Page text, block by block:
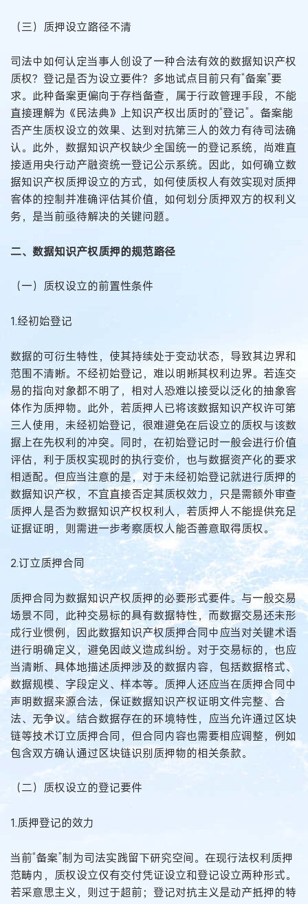
（三）质押设立路径不清
司法中如何认定当事人创设了一种合法有效的数据知识产权
质权？登记是否为设立要件？多地试点目前只有“备案”要
求。此种备案更偏向于存档备查，属于行政管理手段，不能
直接理解为《民法典》上知识产权出质时的“登记”。备案能
否产生质权设立的效果、达到对抗第三人的效力有待司法确
认。此外，数据知识产权缺少全国统一的登记系统，尚难直
接适用央行动产融资统一登记公示系统。因此，如何确立数
据知识产权质押设立的方式，如何使质权人有效实现对质押
客体的控制并准确评估其价值，如何划分质押双方的权利义
务，是当前亟待解决的关键问题。
二、数据知识产权质押的规范路径
（一）质权设立的前置性条件
1.经初始登记
数据的可衍生特性，使其持续处于变动状态，导致其边界和
范围不清晰。不经初始登记，难以明晰其权利边界。若连交
易的指向对象都不明了，相对人恐难以接受以泛化的抽象客
体作为质押物。此外，若质押人已将该数据知识产权许可第
三人使用，未经初始登记，很难避免在后设立的质权与该数
据上在先权利的冲突。同时，在初始登记时一般会进行价值
评估，利于质权实现时的执行变价，也与数据资产化的要求
相适配。但应当注意的是，对于未经初始登记就进行质押的
数据知识产权，不宜直接否定其质权效力，只是需额外审查
质押人是否为数据知识产权权利人，若质押人不能提供充足
证据证明，则需进一步考察质权人能否善意取得质权。
2.订立质押合同
质押合同为数据知识产权质押的必要形式要件。与一般交易
场景不同，此种交易标的具有数据特性，而数据交易还未形
成行业惯例，因此数据知识产权质押合同中应当对关键术语
进行明确定义，避免因歧义造成纠纷。对于交易标的，也应
当清晰、具体地描述质押涉及的数据内容，包括数据格式、
数据规模、字段定义、样本等。质押人还应当在质押合同中
声明数据来源合法，保证数据知识产权证明文件完整、合
法、无争议。结合数据存在的环境特性，应当允许通过区块
链等技术订立质押合同，但合同内容也需要相应调整，例如
包含双方确认通过区块链识别质押物的相关条款。
（二）质权设立的登记要件
1.质押登记的效力
当前“备案”制为司法实践留下研究空间。在现行法权利质押
范畴内，质权设立仅有交付凭证设立和登记设立两种形式。
若采意思主义，则过于超前；登记对抗主义是动产抵押的特